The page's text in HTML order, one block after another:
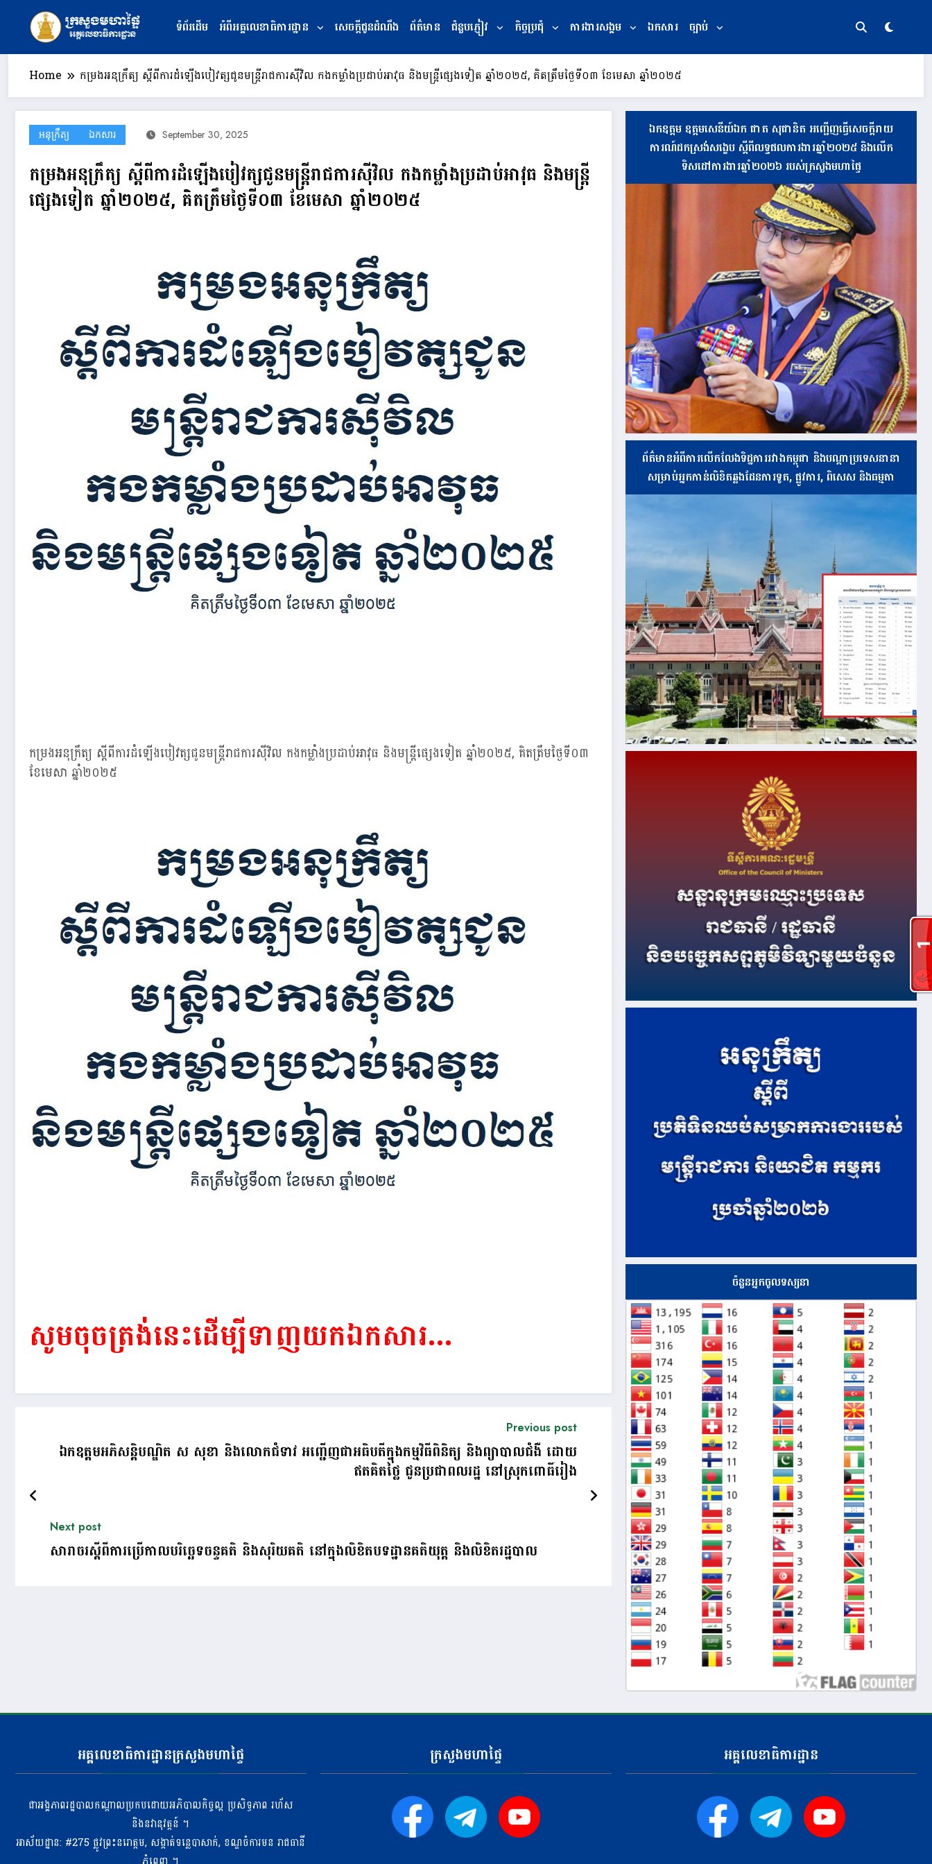
content
ទំព័រដើម អំពីអគ្គលេខាធិការដ្ឋាន សេចក្ដីជូនដំណឹង ព័ត៌មាន ជំនួបភ្ញៀវ កិច្ចប្រជុំ ការងារសង្គម ឯកសារ ច្បាប់
Home កម្រងអនុក្រឹត្យ ស្ដីពីការដំឡើងបៀវត្សជូនមន្ត្រីរាជការស៊ីវិល កងកម្លាំងប្រដាប់អាវុធ និងមន្ត្រីផ្សេងទៀត ឆ្នាំ២០២៥, គិតត្រឹមថ្ងៃទី០៣ ខែមេសា ឆ្នាំ២០២៥
អនុក្រឹត្យ ឯកសារ September 30, 2025
កម្រងអនុក្រឹត្យ ស្ដីពីការដំឡើងបៀវត្សជូនមន្ត្រីរាជការស៊ីវិល កងកម្លាំងប្រដាប់អាវុធ និងមន្ត្រី
ផ្សេងទៀត ឆ្នាំ២០២៥, គិតត្រឹមថ្ងៃទី០៣ ខែមេសា ឆ្នាំ២០២៥
កម្រងអនុក្រឹត្យ ស្ដីពីការដំឡើងបៀវត្សជូនមន្ត្រីរាជការស៊ីវិល កងកម្លាំងប្រដាប់អាវុធ និងមន្ត្រីផ្សេងទៀត ឆ្នាំ២០២៥, គិតត្រឹមថ្ងៃទី០៣
ខែមេសា ឆ្នាំ២០២៥
សូមចុចត្រង់នេះដើម្បីទាញយកឯកសារ…
Previous post
ឯកឧត្តមអភិសន្ដិបណ្ឌិត ស សុខា និងលោកជំទាវ អញ្ជើញជាអធិបតីក្នុងកម្មវិធីពិនិត្យ និងព្យាបាលជំងឺ ដោយ
ឥតគិតថ្លៃ ជូនប្រជាពលរដ្ឋ នៅស្រុកពោធិ៍រៀង
Next post
សារាចរស្ដីពីការប្រើកាលបរិច្ឆេទចន្ទគតិ និងសុរិយគតិ នៅក្នុងលិខិតបទដ្ឋានគតិយុត្ត និងលិខិតរដ្ឋបាល
ឯកឧត្តម ឧត្តមសេនីយ៍ឯក ផាត សុផានិត អញ្ជើញធ្វើសេចក្តីរាយ
ការណ៍ដកស្រង់សង្ខេប ស្តីពីលទ្ធផលការងារឆ្នាំ២០២៥ និងលើក
ទិសដៅការងារឆ្នាំ២០២៦ របស់ក្រសួងមហាផ្ទៃ
ព័ត៌មានអំពីការលើកលែងទិដ្ឋការរវាងកម្ពុជា និងបណ្ដាប្រទេសនានា
សម្រាប់អ្នកកាន់លិខិតឆ្លងដែនការទូត, ផ្លូវការ, ពិសេស និងធម្មតា
ចំនួនអ្នកចូលទស្សនា
អគ្គលេខាធិការដ្ឋានក្រសួងមហាផ្ទៃ
ជាអង្គភាពរដ្ឋបាលកណ្តាលប្រកបដោយអភិបាលកិច្ចល្អ ប្រសិទ្ធភាព រហ័ស
និងនវានុវត្តន៍ ។
អាស័យដ្ឋាន: #275 ​ផ្លូវព្រះនរោត្តម, សង្កាត់ទន្លេបាសាក់, ខណ្ឌចំការមន រាជធានី
ក្រសួងមហាផ្ទៃ អគ្គលេខាធិការដ្ឋាន